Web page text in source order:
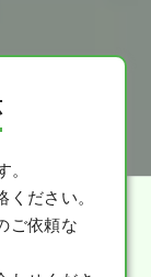
ださい。
ご依頼な